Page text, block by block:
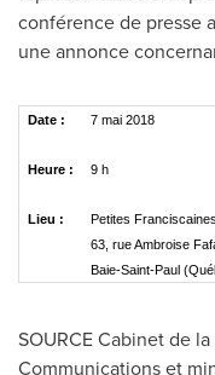
conférence de presse
une annonce
Date : 7 mai 2018
Heure : 9 h
Lieu :
Petites
63, rue Ambroise
Baie-Saint-Paul
SOURCE Cabinet de
Communications et